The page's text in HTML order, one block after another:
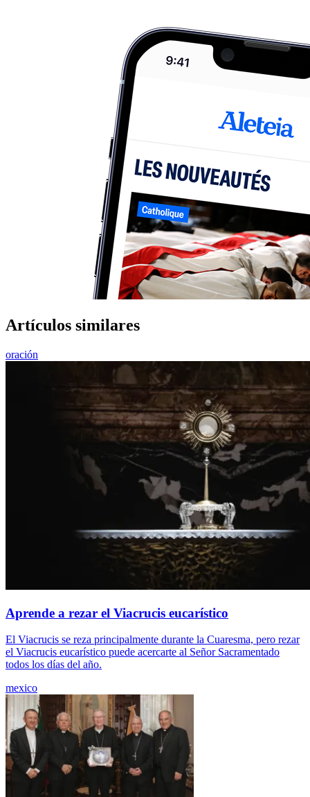
Artículos similares
oración
Aprende a rezar el Viacrucis eucarístico
El Viacrucis se reza principalmente durante la Cuaresma, pero rezar
el Viacrucis eucarístico puede acercarte al Señor Sacramentado
todos los días del año.
mexico